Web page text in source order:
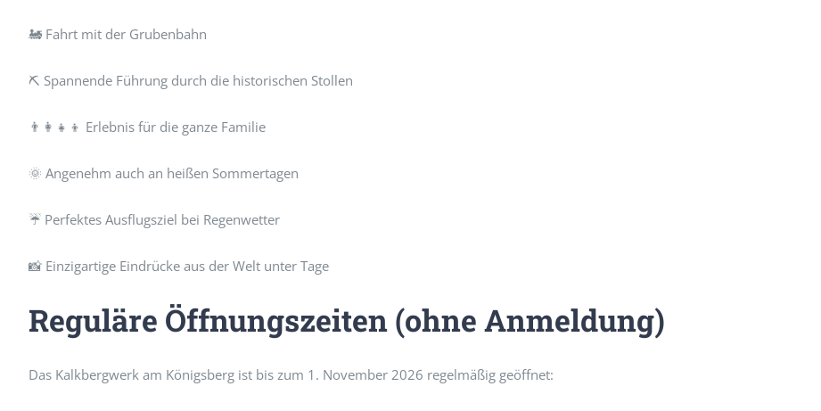
🚂 Fahrt mit der Grubenbahn
⛏ Spannende Führung durch die historischen Stollen
👨‍👩‍👧‍👦 Erlebnis für die ganze Familie
🌞 Angenehm auch an heißen Sommertagen
☔ Perfektes Ausflugsziel bei Regenwetter
📸 Einzigartige Eindrücke aus der Welt unter Tage
Reguläre Öffnungszeiten (ohne Anmeldung)
Das Kalkbergwerk am Königsberg ist bis zum 1. November 2026 regelmäßig geöffnet: